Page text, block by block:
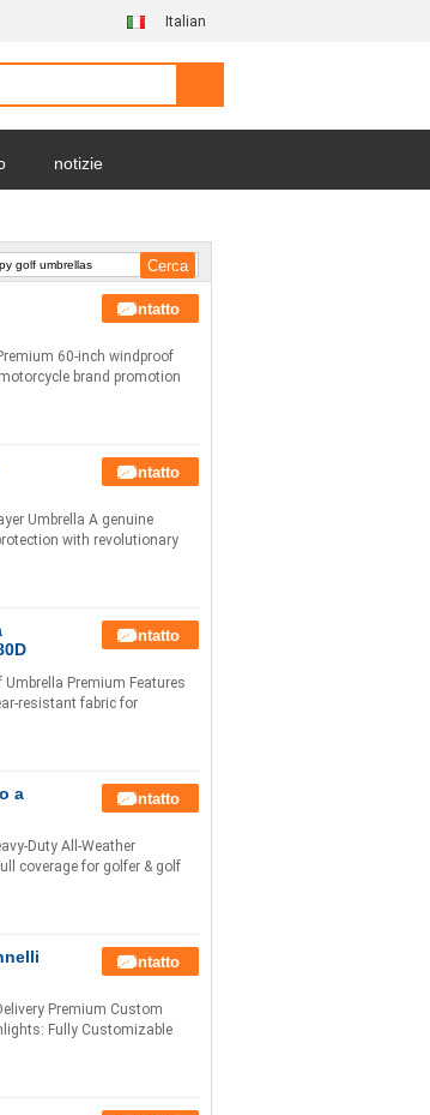
Italian
notizie
Contatto
60-inch windproof
brand promotion
Contatto
Umbrella A genuine
with revolutionary
Contatto
Umbrella Premium Features
resistant fabric for
a
Contatto
Duty All-Weather
coverage for golfer & golf
Contatto
Premium Custom
Fully Customizable